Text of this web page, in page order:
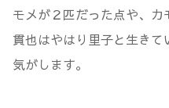
モメが２匹だった点や、カ
貫也はやはり里子と生き
気がします。